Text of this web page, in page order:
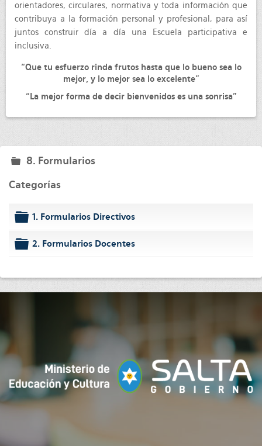
orientadores, circulares, normativa y toda información que
contribuya a la formación personal y profesional, para así
juntos construir día a día una Escuela participativa e
inclusiva.
“Que tu esfuerzo rinda frutos hasta que lo bueno sea lo
mejor, y lo mejor sea lo excelente”
“La mejor forma de decir bienvenidos es una sonrisa”
8. Formularios
Categorías
folder
1. Formularios Directivos
folder
2. Formularios Docentes